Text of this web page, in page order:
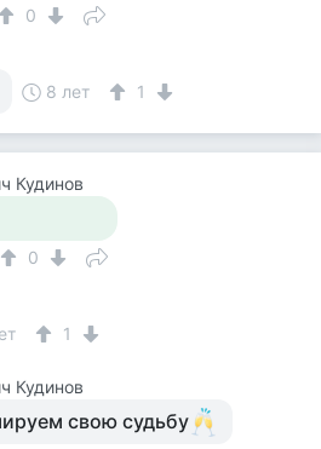
0
8 лет 1
Кудинов
0
1
Кудинов
свою судьбу